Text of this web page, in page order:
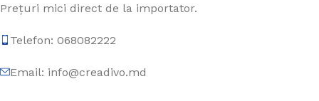
Prețuri mici direct de la importator.
Telefon: 068082222
Email: info@creadivo.md